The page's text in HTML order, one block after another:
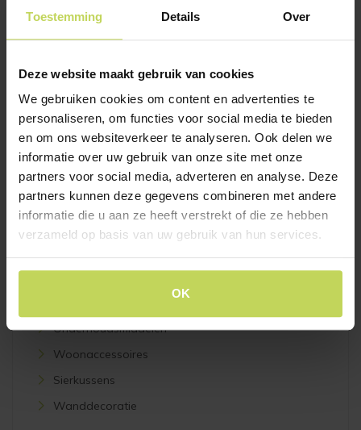
Toestemming Details Over
Deze website maakt gebruik van cookies
We gebruiken cookies om content en advertenties te
personaliseren, om functies voor social media te bieden
en om ons websiteverkeer te analyseren. Ook delen we
informatie over uw gebruik van onze site met onze
partners voor social media, adverteren en analyse. Deze
partners kunnen deze gegevens combineren met andere
informatie die u aan ze heeft verstrekt of die ze hebben
verzameld op basis van uw gebruik van hun services.
OK
KASTEN
Alle kasten
TV-meubels
Vitrinekasten
Modulaire kasten
Wandkasten
Boekenkasten
Opbergkasten
Stellingkasten
Onderhoudsmiddelen
Woonaccessoires
Sierkussens
Wanddecoratie